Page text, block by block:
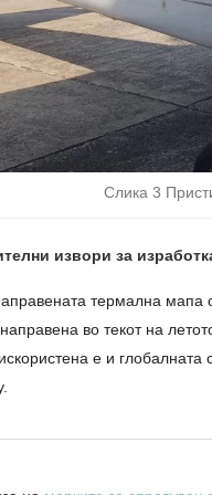
Слика 3
извори за
термална
во текот на
е и